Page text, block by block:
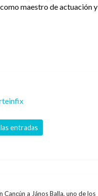
maestro de actuación
entradas
Cancún a János Balla, uno de los